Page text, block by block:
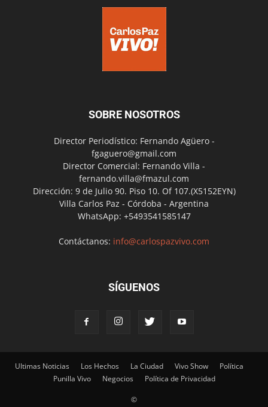
SOBRE NOSOTROS
Director Periodístico: Fernando Agüero -
fgaguero@gmail.com
Director Comercial: Fernando Villa -
fernando.villa@fmazul.com
Dirección: 9 de Julio 90. Piso 10. Of 107.(X5152EYN)
Villa Carlos Paz - Córdoba - Argentina
WhatsApp: +5493541585147
Contáctanos: info@carlospazvivo.com
SÍGUENOS
Ultimas Noticias Los Hechos La Ciudad Vivo Show
Política
Punilla Vivo
Negocios Política de Privacidad
©